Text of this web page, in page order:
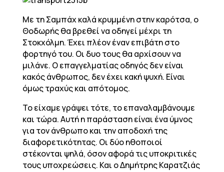
Με τη Σαμπάχ καλά κρυμμένη στην καρότσα, ο
Θοδωρής θα βρεθεί να οδηγεί μέχρι τη
Στοκχόλμη. Έχει πλέον έναν επιβάτη στο
φορτηγό του. Οι δυο τους θα αρχίσουν να
μιλάνε. Ο επαγγελματίας οδηγός δεν είναι
κακός άνθρωπος, δεν έχει κακή ψυχή. Είναι
όμως τραχύς και απότομος.
Το είχαμε γράψει τότε, το επαναλαμβάνουμε
και τώρα. Αυτή η παράσταση είναι ένα ύμνος
για τον άνθρωπο και την αποδοχή της
διαφορετικότητας. Οι δύο ηθοποιοί
στέκονται ψηλά, όσον αφορά τις υποκριτικές
τους υποχρεώσεις. Και ο Δημήτρης Καρατζιάς